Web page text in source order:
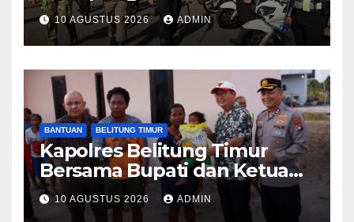
Penanggulangan Karhutla,
Irjen Pol Viktor Tegaskan
Pentingnya Sinergi
10 AGUSTUS 2026 ADMIN
BANTUAN BELITUNG TIMUR
Kapolres Belitung Timur
Bersama Bupati dan Ketua
DPRD Bersilaturahmi dengan
Masyarakat Suku Sawang
10 AGUSTUS 2026 ADMIN